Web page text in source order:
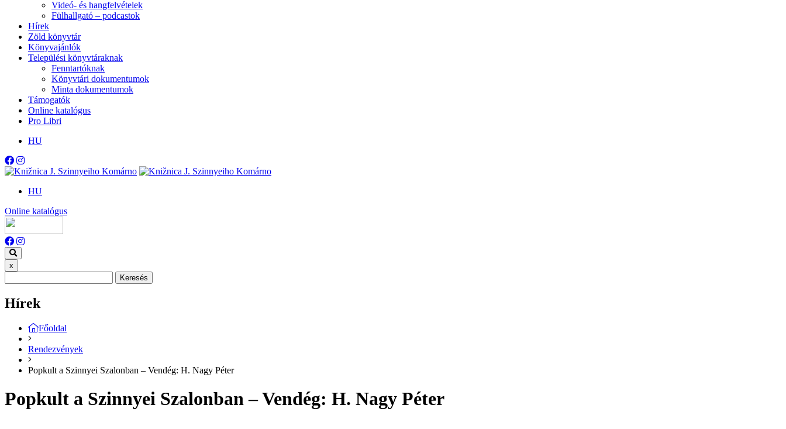
Videó- és hangfelvételek
Fülhallgató – podcastok
Hírek
Zöld könyvtár
Könyvajánlók
Települési könyvtáraknak
Fenntartóknak
Könyvtári dokumentumok
Minta dokumentumok
Támogatók
Online katalógus
Pro Libri
HU
HU
Online katalógus
x
Keresés
Hírek
Főoldal
Rendezvények
Popkult a Szinnyei Szalonban – Vendég: H. Nagy Péter
Popkult a Szinnyei Szalonban – Vendég: H. Nagy Péter